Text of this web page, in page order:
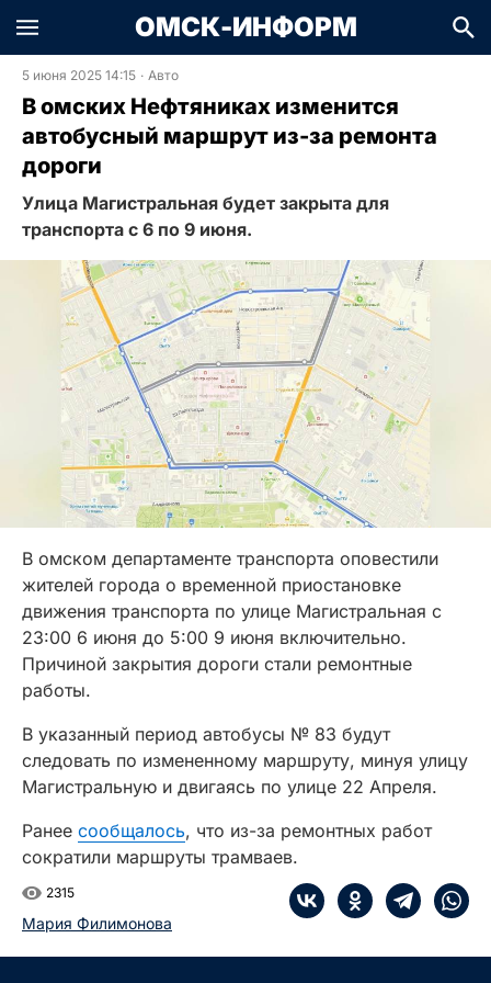
ОМСК-ИНФОРМ
5 июня 2025 14:15 · Авто
В омских Нефтяниках изменится
автобусный маршрут из-за ремонта
дороги
Улица Магистральная будет закрыта для
транспорта с 6 по 9 июня.
В омском департаменте транспорта оповестили
жителей города о временной приостановке
движения транспорта по улице Магистральная с
23:00 6 июня до 5:00 9 июня включительно.
Причиной закрытия дороги стали ремонтные
работы.
В указанный период автобусы № 83 будут
следовать по измененному маршруту, минуя улицу
Магистральную и двигаясь по улице 22 Апреля.
Ранее сообщалось, что из-за ремонтных работ
сократили маршруты трамваев.
2315
Мария Филимонова